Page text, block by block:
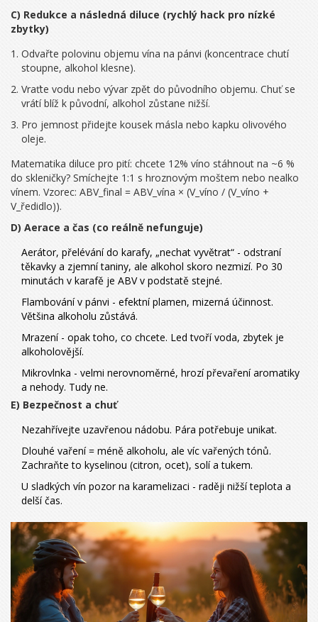
C) Redukce a následná diluce (rychlý hack pro nízké
zbytky)
Odvařte polovinu objemu vína na pánvi (koncentrace chutí
stoupne, alkohol klesne).
Vraťte vodu nebo vývar zpět do původního objemu. Chuť se
vrátí blíž k původní, alkohol zůstane nižší.
Pro jemnost přidejte kousek másla nebo kapku olivového
oleje.
Matematika diluce pro pití: chcete 12% víno stáhnout na ~6 %
do skleničky? Smíchejte 1:1 s hroznovým moštem nebo nealko
vínem. Vzorec: ABV_final = ABV_vína × (V_víno / (V_víno +
V_ředidlo)).
D) Aerace a čas (co reálně nefunguje)
Aerátor, přelévání do karafy, „nechat vyvětrat“ - odstraní
těkavky a zjemní taniny, ale alkohol skoro nezmizí. Po 30
minutách v karafě je ABV v podstatě stejné.
Flambování v pánvi - efektní plamen, mizerná účinnost.
Většina alkoholu zůstává.
Mrazení - opak toho, co chcete. Led tvoří voda, zbytek je
alkoholovější.
Mikrovlnka - velmi nerovnoměrné, hrozí převaření aromatiky
a nehody. Tudy ne.
E) Bezpečnost a chuť
Nezahřívejte uzavřenou nádobu. Pára potřebuje unikat.
Dlouhé vaření = méně alkoholu, ale víc vařených tónů.
Zachraňte to kyselinou (citron, ocet), solí a tukem.
U sladkých vín pozor na karamelizaci - raději nižší teplota a
delší čas.